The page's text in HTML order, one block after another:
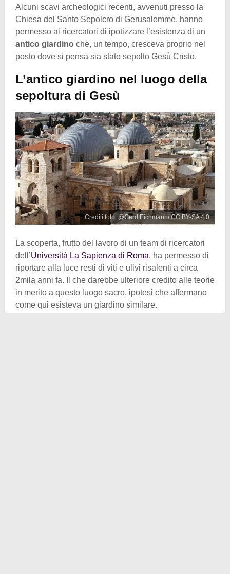
Alcuni scavi archeologici recenti, avvenuti presso la
Chiesa del Santo Sepolcro di Gerusalemme, hanno
permesso ai ricercatori di ipotizzare l’esistenza di un
antico giardino che, un tempo, cresceva proprio nel
posto dove si pensa sia stato sepolto Gesù Cristo.
L’antico giardino nel luogo della
sepoltura di Gesù
Crediti foto: @Gerd Eichmann/ CC BY-SA 4.0
La scoperta, frutto del lavoro di un team di ricercatori
dell’Università La Sapienza di Roma, ha permesso di
riportare alla luce resti di viti e ulivi risalenti a circa
2mila anni fa. Il che darebbe ulteriore credito alle teorie
in merito a questo luogo sacro, ipotesi che affermano
come qui esisteva un giardino similare.